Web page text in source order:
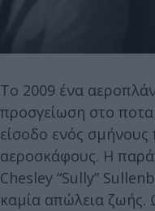
Το 2009 ένα
προσγείωση στο
είσοδο ενός σμήνους
αεροσκάφους. Η
Chesley “Sully”
καμία απώλεια